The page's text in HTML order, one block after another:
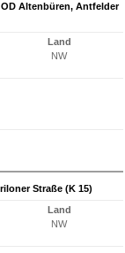
Altenbüren, Antfelder
Land
NW
Straße (K 15)
Land
NW